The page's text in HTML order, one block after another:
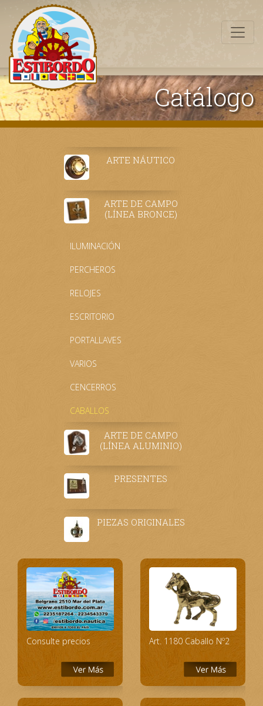
Catálogo
ARTE NÁUTICO
ARTE DE CAMPO
(LÍNEA BRONCE)
ILUMINACIÓN
PERCHEROS
RELOJES
ESCRITORIO
PORTALLAVES
VARIOS
CENCERROS
CABALLOS
ARTE DE CAMPO
(LÍNEA ALUMINIO)
PRESENTES
PIEZAS ORIGINALES
Consulte precios Art. 1180 Caballo Nº2